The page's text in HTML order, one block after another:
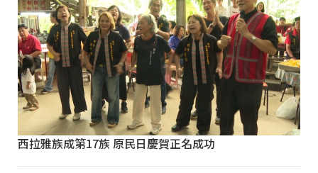
西拉雅族成第17族 原民日慶賀正名成功